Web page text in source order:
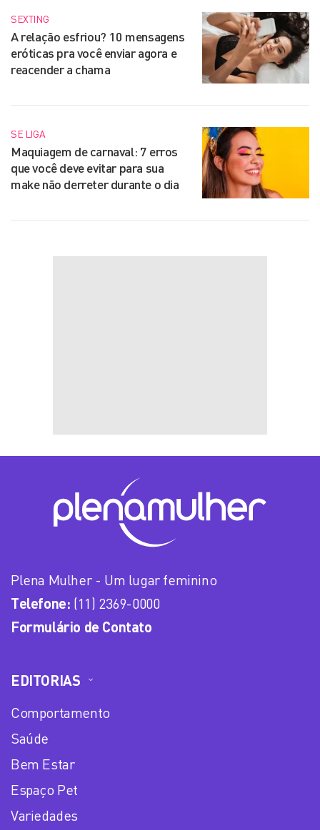
SEXTING
A relação esfriou? 10 mensagens
eróticas pra você enviar agora e
reacender a chama
SE LIGA
Maquiagem de carnaval: 7 erros
que você deve evitar para sua
make não derreter durante o dia
Plena Mulher - Um lugar feminino
Telefone: (11) 2369-0000
Formulário de Contato
EDITORIAS
Comportamento
Saúde
Bem Estar
Espaço Pet
Variedades